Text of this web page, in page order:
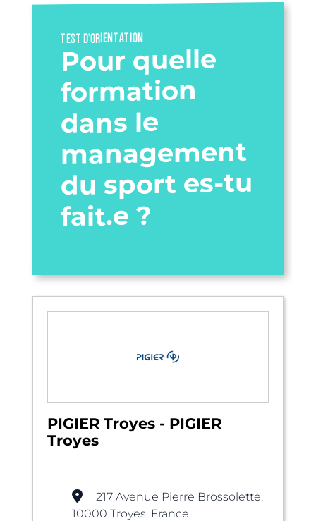
TEST D’ORIENTATION
Pour quelle
formation
dans le
management
du sport es-tu
fait.e ?
PIGIER Troyes - PIGIER
Troyes
217 Avenue Pierre Brossolette,
10000 Troyes, France